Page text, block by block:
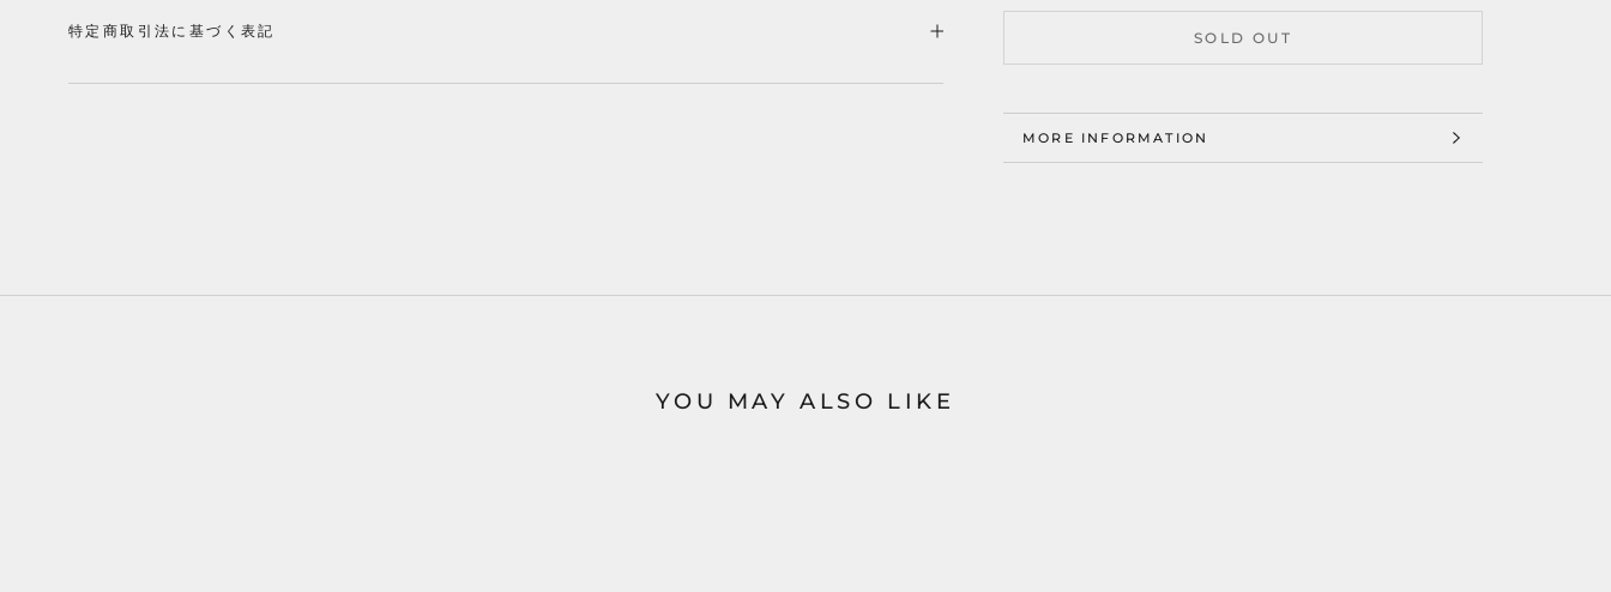
SOLD OUT
MORE INFORMATION
VIEW IMAGES
特定商取引法に基づく表記
YOU MAY ALSO LIKE